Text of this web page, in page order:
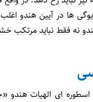
ها در آیین هندو
نه فقط نباید مرتکب
اسطوره ای الهیات